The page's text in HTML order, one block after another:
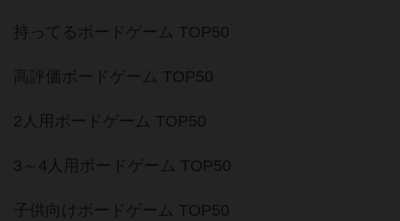
持ってるボードゲーム TOP50
高評価ボードゲーム TOP50
2人用ボードゲーム TOP50
3～4人用ボードゲーム TOP50
子供向けボードゲーム TOP50